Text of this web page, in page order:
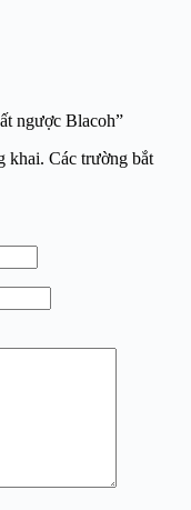
ngược Blacoh”
khai. Các trường bắt